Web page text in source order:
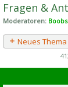
he
Fragen &
Moderatoren:
Neues Thema